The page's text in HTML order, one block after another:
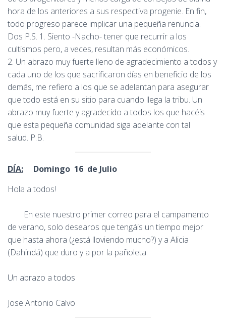
hora de los anteriores a sus respectiva progenie. En fin,
todo progreso parece implicar una pequeña renuncia.
Dos P.S. 1. Siento -Nacho- tener que recurrir a los
cultismos pero, a veces, resultan más económicos.
2. Un abrazo muy fuerte lleno de agradecimiento a todos y
cada uno de los que sacrificaron días en beneficio de los
demás, me refiero a los que se adelantan para asegurar
que todo está en su sitio para cuando llega la tribu. Un
abrazo muy fuerte y agradecido a todos los que hacéis
que esta pequeña comunidad siga adelante con tal
salud. P.B.
DÍA: Domingo 16 de Julio
Hola a todos!
En este nuestro primer correo para el campamento
de verano, solo desearos que tengáis un tiempo mejor
que hasta ahora (¿está lloviendo mucho?) y a Alicia
(Dahindá) que duro y a por la pañoleta.
Un abrazo a todos
Jose Antonio Calvo